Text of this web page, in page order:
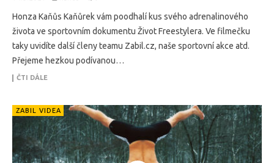
Honza Kaňůs Kaňůrek vám poodhalí kus svého adrenalinového
života ve sportovním dokumentu Život Freestylera. Ve filmečku
taky uvidíte další členy teamu Zabil.cz, naše sportovní akce atd.
Přejeme hezkou podívanou…
ČTI DÁLE
ZABIL VIDEA